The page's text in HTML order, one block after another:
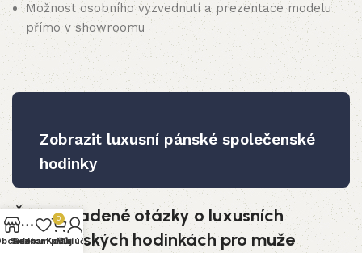
Možnost osobního vyzvednutí a prezentace modelu
přímo v showroomu
Zobrazit luxusní pánské společenské
hodinky
Často kladené otázky o luxusních
společenských hodinkách pro muže
Sidebar
Seznam přání
0
Košík
Můj účet